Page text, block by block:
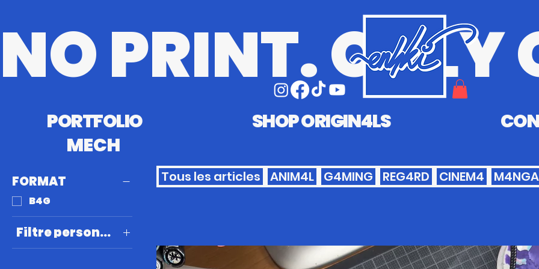
NO PRINT. ONLY
PORTFOLIO SHOP ORIGIN4LS
MECH
FORMAT
B4G
Filtre personnalisé
2025
Tous les articles ANIM4L G4MING REG4RD CINEM4 M4NGA